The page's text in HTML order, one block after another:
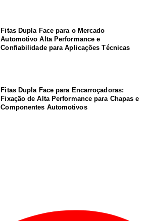
Fitas Dupla Face para o Mercado
Automotivo Alta Performance e
Confiabilidade para Aplicações Técnicas
Fitas Dupla Face para Encarroçadoras:
Fixação de Alta Performance para Chapas e
Componentes Automotivos